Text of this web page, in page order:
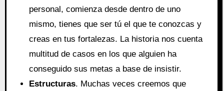
personal, comienza desde dentro de uno
mismo, tienes que ser tú el que te conozcas y
creas en tus fortalezas. La historia nos cuenta
multitud de casos en los que alguien ha
conseguido sus metas a base de insistir.
Estructuras. Muchas veces creemos que